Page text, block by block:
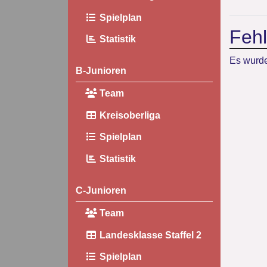
Spielplan
Statistik
B-Junioren
Team
Kreisoberliga
Spielplan
Statistik
C-Junioren
Team
Landesklasse Staffel 2
Spielplan
Es